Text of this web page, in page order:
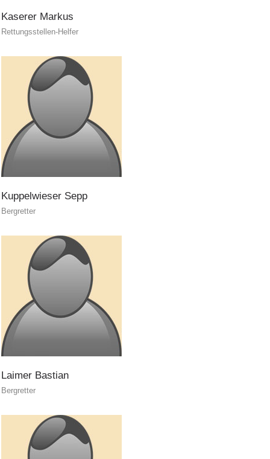
Formazione
Kaserer Markus
Rettungsstellen-Helfer
Kuppelwieser Sepp
Bergretter
Laimer Bastian
Bergretter